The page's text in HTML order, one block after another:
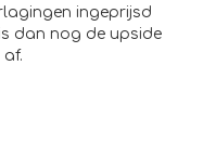
ingeprijsd
dan nog de upside